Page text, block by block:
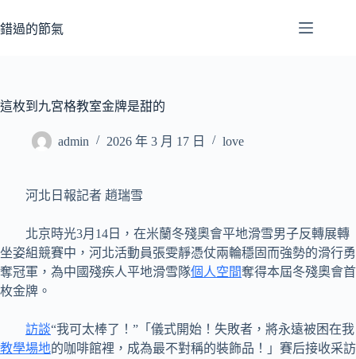
至
容
錯過的節氣
這枚到九宮格教室金牌是甜的
admin 2026 年 3 月 17 日 love
河北日報記者 趙瑞雪
北京時光3月14日，在米蘭冬殘奧會平地滑雪男子反轉展轉
坐姿組競賽中，河北活動員張雯靜憑仗兩輪穩固而強勢的滑行勇
奪冠軍，為中國殘疾人平地滑雪隊個人空間奪得本屆冬殘奧會首
枚金牌。
訪談“我可太棒了！”「儀式開始！失敗者，將永遠被困在我
教學場地的咖啡館裡，成為最不對稱的裝飾品！」賽后接收采訪